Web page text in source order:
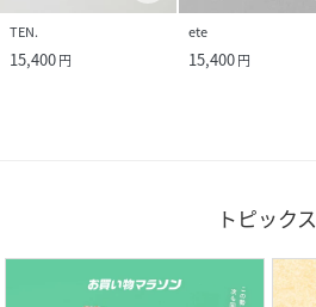
TEN.
15,400円
ete
15,400円
トピックス